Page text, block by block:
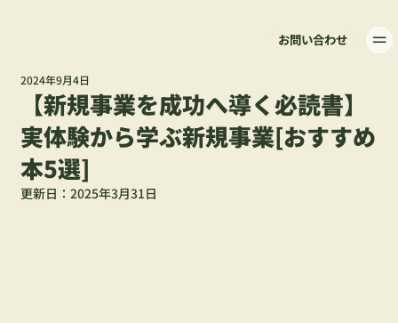
お問い合わせ
【新規事業を成功へ導く必読書】
実体験から学ぶ新規事業[おすすめ
本5選]
2024年9月4日
更新日：2025年3月31日